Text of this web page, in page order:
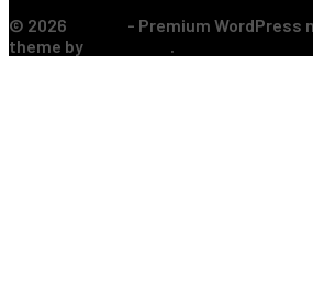
© 2026
- Premium WordPress
theme by